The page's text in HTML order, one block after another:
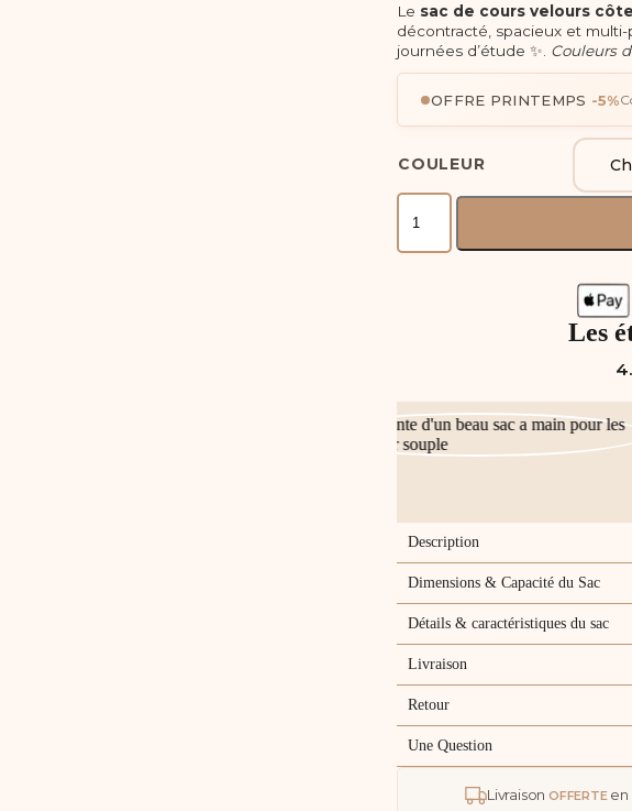
Le sac de cours velours
décontracté, spacieux et
journées d’étude ✨. Couleurs
OFFRE PRINTEMPS -5%
COULEUR
Les
Description
Dimensions & Capacité du Sac
Détails & caractéristiques du sac
Livraison
Retour
Une Question
Livraison OFFERTEen